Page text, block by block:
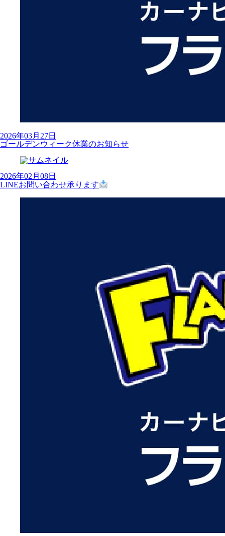
2026年03月27日
ゴールデンウィーク休業のお知らせ
2026年02月08日
LINEお問い合わせ承ります